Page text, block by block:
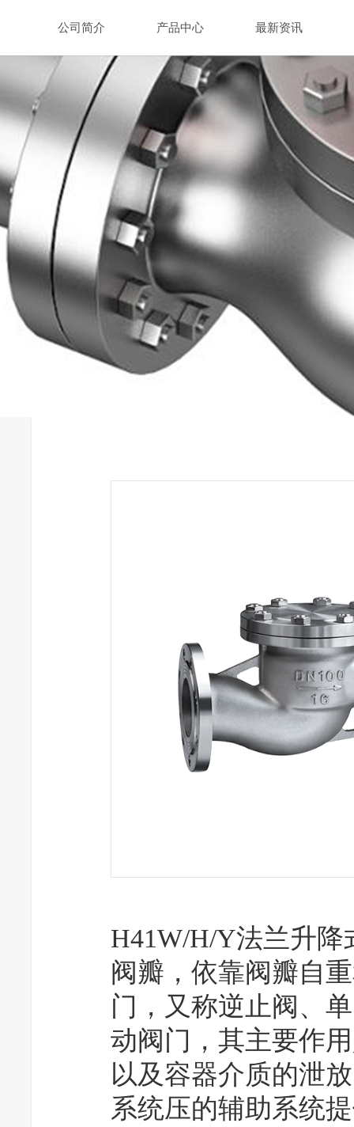
公司简介 产品中心 最新资讯
H41W/H/Y法兰升降
阀瓣，依靠阀瓣自
门，又称逆止阀、
动阀门，其主要作
以及容器介质的泄
系统压的辅助系统